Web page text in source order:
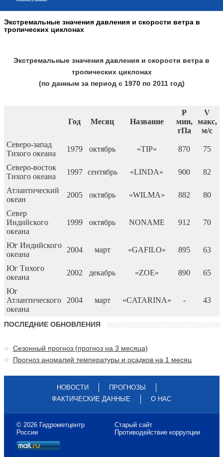
Экстремальные значения давления и скорости ветра в
тропических циклонах
Экстремальные значения давления и скорости ветра в
тропических циклонах
(по данным за период с 1970 по 2011 год)
Год Месяц Название
Р
мин,
гПа
V
макс,
м/c
Северо-запад
Тихого океана
1979 октябрь «TIP» 870 75
Северо-восток
Тихого океана
1997 сентябрь «LINDA» 900 82
Атлантический
океан
2005 октябрь «WILMA» 882 80
Север
Индийского
океана
1999 октябрь NONAME 912 70
Юг Индийского
океана
2004 март «GAFILO» 895 63
Юг Тихого
океана
2002 декабрь «ZOE» 890 65
Юг
Атлантического
океана
2004 март «CATARINA» - 43
ПОСЛЕДНИЕ ОБНОВЛЕНИЯ
Сезонный прогноз (прогноз на 3 месяца)
Прогноз аномалий температуры и осадков на 1 месяц
НОВОСТИ
ПРОГНОЗЫ
ФАКТИЧЕСКИЕ ДАННЫЕ
О НАС
© 2026 Гидрометцентр
России
Старый сайт
Противодействие коррупции